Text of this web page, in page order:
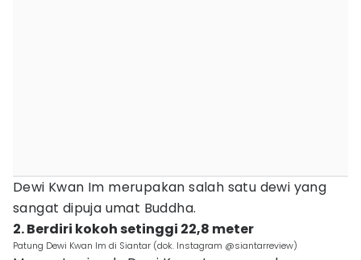
Dewi Kwan Im merupakan salah satu dewi yang
sangat dipuja umat Buddha.
2. Berdiri kokoh setinggi 22,8 meter
Patung Dewi Kwan Im di Siantar (dok. Instagram @siantarreview)